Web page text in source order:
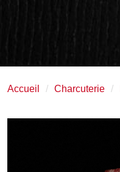
Accueil Charcuterie